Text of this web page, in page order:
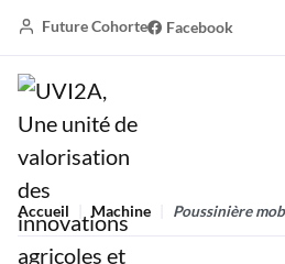
Future Cohorte Facebook
Accueil Machine Poussinière